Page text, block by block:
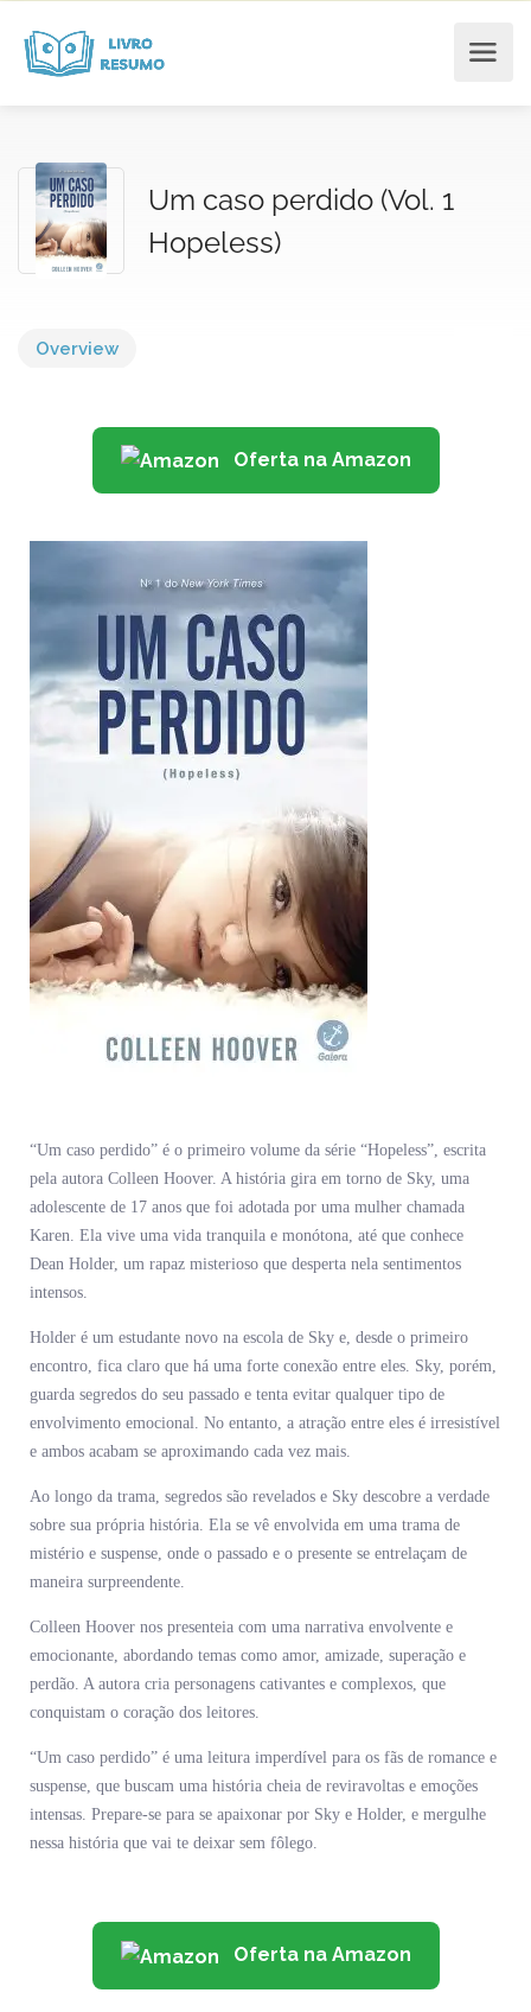
Um caso perdido (Vol. 1
Hopeless)
Overview
Oferta na Amazon
“Um caso perdido” é o primeiro volume da série “Hopeless”, escrita
pela autora Colleen Hoover. A história gira em torno de Sky, uma
adolescente de 17 anos que foi adotada por uma mulher chamada
Karen. Ela vive uma vida tranquila e monótona, até que conhece
Dean Holder, um rapaz misterioso que desperta nela sentimentos
intensos.
Holder é um estudante novo na escola de Sky e, desde o primeiro
encontro, fica claro que há uma forte conexão entre eles. Sky, porém,
guarda segredos do seu passado e tenta evitar qualquer tipo de
envolvimento emocional. No entanto, a atração entre eles é irresistível
e ambos acabam se aproximando cada vez mais.
Ao longo da trama, segredos são revelados e Sky descobre a verdade
sobre sua própria história. Ela se vê envolvida em uma trama de
mistério e suspense, onde o passado e o presente se entrelaçam de
maneira surpreendente.
Colleen Hoover nos presenteia com uma narrativa envolvente e
emocionante, abordando temas como amor, amizade, superação e
perdão. A autora cria personagens cativantes e complexos, que
conquistam o coração dos leitores.
“Um caso perdido” é uma leitura imperdível para os fãs de romance e
suspense, que buscam uma história cheia de reviravoltas e emoções
intensas. Prepare-se para se apaixonar por Sky e Holder, e mergulhe
nessa história que vai te deixar sem fôlego.
Oferta na Amazon